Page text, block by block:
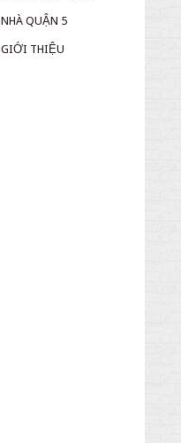
NHÀ QUẬN 5
GIỚI THIỆU